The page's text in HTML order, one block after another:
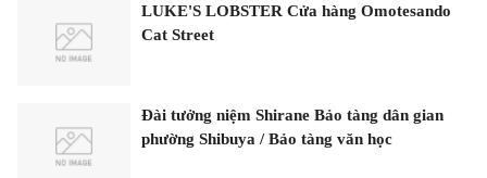
LUKE'S LOBSTER Cửa hàng Omotesando
Cat Street
Đài tưởng niệm Shirane Bảo tàng dân gian
phường Shibuya / Bảo tàng văn học